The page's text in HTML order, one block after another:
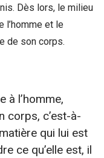
Dès lors, le milieu
l’homme et le
de son corps.
à l’homme,
corps, c’est-à-
qui lui est
ce qu’elle est, il